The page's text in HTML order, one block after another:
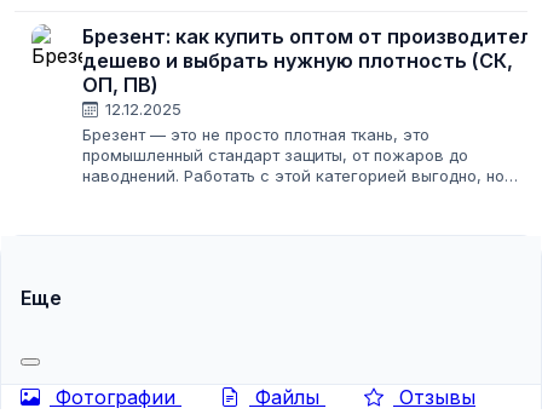
использовать для корпоративных нужд....
Брезент: как купить оптом от производителя
дешево и выбрать нужную плотность (СК,
ОП, ПВ)
12.12.2025
Брезент — это не просто плотная ткань, это
промышленный стандарт защиты, от пожаров до
наводнений. Работать с этой категорией выгодно, но
Еще
Фотографии Файлы Отзывы